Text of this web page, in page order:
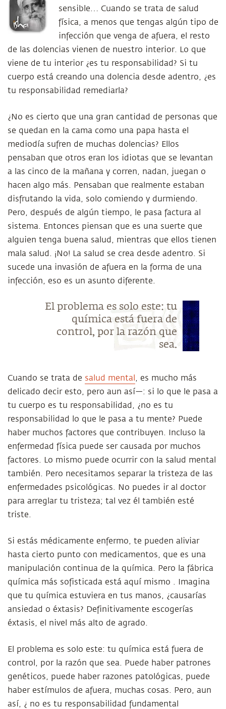
sensible… Cuando se trata de salud
física, a menos que tengas algún tipo de
infección que venga de afuera, el resto
de las dolencias vienen de nuestro interior. Lo que
viene de tu interior ¿es tu responsabilidad? Si tu
cuerpo está creando una dolencia desde adentro, ¿es
tu responsabilidad remediarla?
¿No es cierto que una gran cantidad de personas que
se quedan en la cama como una papa hasta el
mediodía sufren de muchas dolencias? Ellos
pensaban que otros eran los idiotas que se levantan
a las cinco de la mañana y corren, nadan, juegan o
hacen algo más. Pensaban que realmente estaban
disfrutando la vida, solo comiendo y durmiendo.
Pero, después de algún tiempo, le pasa factura al
sistema. Entonces piensan que es una suerte que
alguien tenga buena salud, mientras que ellos tienen
mala salud. ¡No! La salud se crea desde adentro. Si
sucede una invasión de afuera en la forma de una
infección, eso es un asunto diferente.
El problema es solo este: tu
química está fuera de
control, por la razón que
sea.
Cuando se trata de salud mental , es mucho más
delicado decir esto, pero aun así—: si lo que le pasa a
tu cuerpo es tu responsabilidad, ¿no es tu
responsabilidad lo que le pasa a tu mente? Puede
haber muchos factores que contribuyen. Incluso la
enfermedad física puede ser causada por muchos
factores. Lo mismo puede ocurrir con la salud mental
también. Pero necesitamos separar la tristeza de las
enfermedades psicológicas. No puedes ir al doctor
para arreglar tu tristeza; tal vez él también esté
triste.
Si estás médicamente enfermo, te pueden aliviar
hasta cierto punto con medicamentos, que es una
manipulación continua de la química. Pero la fábrica
química más sofisticada está aquí mismo . Imagina
que tu química estuviera en tus manos, ¿causarías
ansiedad o éxtasis? Definitivamente escogerías
éxtasis, el nivel más alto de agrado.
El problema es solo este: tu química está fuera de
control, por la razón que sea. Puede haber patrones
genéticos, puede haber razones patológicas, puede
haber estímulos de afuera, muchas cosas. Pero, aun
así, ¿ no es tu responsabilidad fundamental